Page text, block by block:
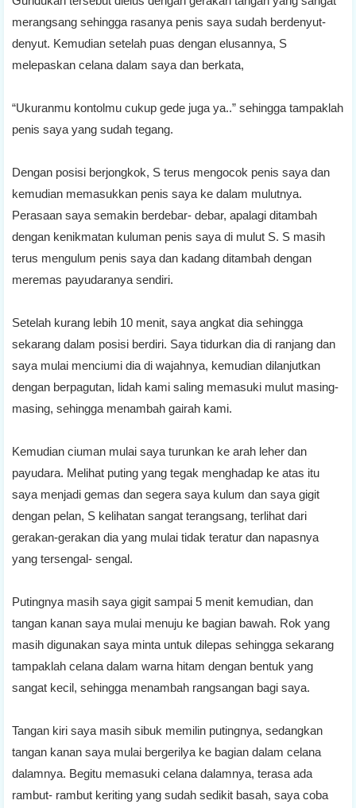
merangsang sehingga rasanya penis saya sudah berdenyut-
denyut. Kemudian setelah puas dengan elusannya, S
melepaskan celana dalam saya dan berkata,
“Ukuranmu kontolmu cukup gede juga ya..” sehingga tampaklah
penis saya yang sudah tegang.
Dengan posisi berjongkok, S terus mengocok penis saya dan
kemudian memasukkan penis saya ke dalam mulutnya.
Perasaan saya semakin berdebar- debar, apalagi ditambah
dengan kenikmatan kuluman penis saya di mulut S. S masih
terus mengulum penis saya dan kadang ditambah dengan
meremas payudaranya sendiri.
Setelah kurang lebih 10 menit, saya angkat dia sehingga
sekarang dalam posisi berdiri. Saya tidurkan dia di ranjang dan
saya mulai menciumi dia di wajahnya, kemudian dilanjutkan
dengan berpagutan, lidah kami saling memasuki mulut masing-
masing, sehingga menambah gairah kami.
Kemudian ciuman mulai saya turunkan ke arah leher dan
payudara. Melihat puting yang tegak menghadap ke atas itu
saya menjadi gemas dan segera saya kulum dan saya gigit
dengan pelan, S kelihatan sangat terangsang, terlihat dari
gerakan-gerakan dia yang mulai tidak teratur dan napasnya
yang tersengal- sengal.
Putingnya masih saya gigit sampai 5 menit kemudian, dan
tangan kanan saya mulai menuju ke bagian bawah. Rok yang
masih digunakan saya minta untuk dilepas sehingga sekarang
tampaklah celana dalam warna hitam dengan bentuk yang
sangat kecil, sehingga menambah rangsangan bagi saya.
Tangan kiri saya masih sibuk memilin putingnya, sedangkan
tangan kanan saya mulai bergerilya ke bagian dalam celana
dalamnya. Begitu memasuki celana dalamnya, terasa ada
rambut- rambut keriting yang sudah sedikit basah, saya coba